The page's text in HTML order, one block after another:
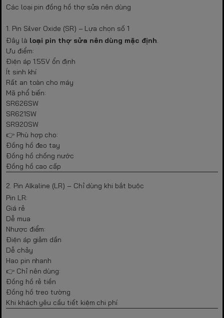
Các loại pin đồng hồ thợ sửa nên dùng
1. Pin Silver Oxide (SR) – Lựa chọn số 1
Đây là loại pin thợ sửa nên dùng mặc định.
Ưu điểm:
Điện áp 1.55V ổn định
Ít sinh khí
Rất an toàn cho máy
Mã phổ biến:
SR626SW
SR621SW
SR920SW
👉 Phù hợp cho:
Đồng hồ đeo tay
Đồng hồ chống nước
Đồng hồ cao cấp
2. Pin Alkaline (LR) – Chỉ dùng khi bắt buộc
Pin LR:
Giá rẻ
Dễ mua
Nhược điểm:
Điện áp giảm dần
Dễ chảy
Hao pin nhanh
👉 Chỉ nên dùng:
Đồng hồ rẻ tiền
Đồng hồ treo tường
Khi khách yêu cầu tiết kiệm chi phí